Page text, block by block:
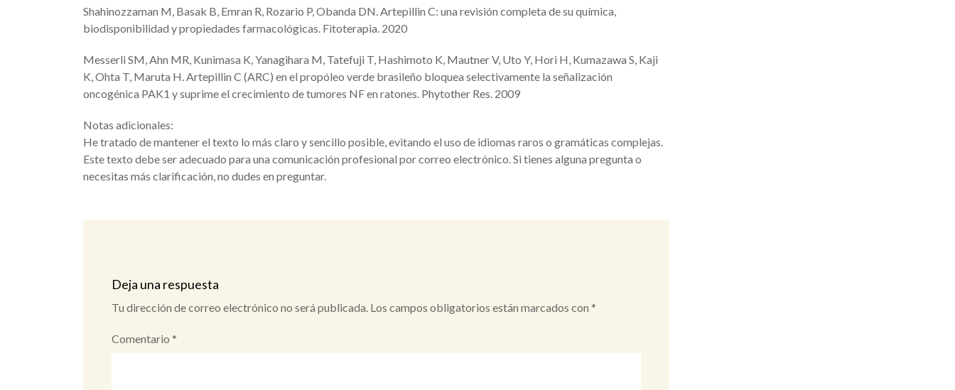
Shahinozzaman M, Basak B, Emran R, Rozario P, Obanda DN. Artepillin C: una revisión completa de su química,
biodisponibilidad y propiedades farmacológicas. Fitoterapia. 2020
Messerli SM, Ahn MR, Kunimasa K, Yanagihara M, Tatefuji T, Hashimoto K, Mautner V, Uto Y, Hori H, Kumazawa S, Kaji
K, Ohta T, Maruta H. Artepillin C (ARC) en el propóleo verde brasileño bloquea selectivamente la señalización
oncogénica PAK1 y suprime el crecimiento de tumores NF en ratones. Phytother Res. 2009
Notas adicionales:
He tratado de mantener el texto lo más claro y sencillo posible, evitando el uso de idiomas raros o gramáticas complejas.
Este texto debe ser adecuado para una comunicación profesional por correo electrónico. Si tienes alguna pregunta o
necesitas más clarificación, no dudes en preguntar.
Deja una respuesta
Tu dirección de correo electrónico no será publicada. Los campos obligatorios están marcados con *
Comentario *